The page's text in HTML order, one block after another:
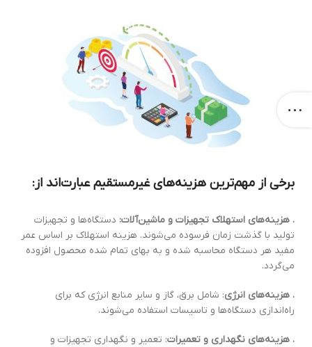
برخی از مهم‌ترین هزینه‌های غیرمستقیم عبارت‌اند از:
. هزینه‌های استهلاک تجهیزات و ماشین‌آلات: دستگاه‌ها و تجهیزات
تولید با گذشت زمان فرسوده می‌شوند. هزینه استهلاک بر اساس عمر
مفید هر دستگاه محاسبه شده و به بهای تمام‌ شده محصول افزوده
می‌گردد.
. هزینه‌های انرژی: شامل برق، گاز و سایر منابع انرژی که برای
راه‌اندازی دستگاه‌ها و تاسیسات استفاده می‌شوند.
. هزینه‌های نگهداری و تعمیرات: تعمیر و نگهداری تجهیزات و